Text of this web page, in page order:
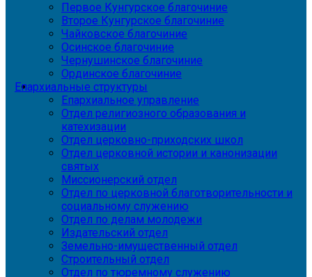
Первое Кунгурское благочиние
Второе Кунгурское благочиние
Чайковское благочиние
Осинское благочиние
Чернушинское благочиние
Ординское благочиние
Епархиальные структуры
Епархиальное управление
Отдел религиозного образования и
катехизации
Отдел церковно-приходских школ
Отдел церковной истории и канонизации
святых
Миссионерский отдел
Отдел по церковной благотворительности и
социальному служению
Отдел по делам молодежи
Издательский отдел
Земельно-имущественный отдел
Строительный отдел
Отдел по тюремному служению